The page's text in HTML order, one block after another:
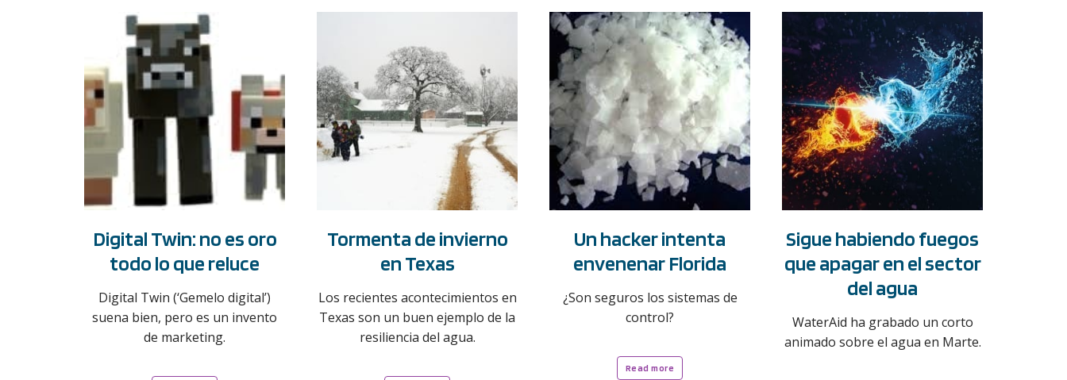
Digital Twin: no es oro
todo lo que reluce
Digital Twin (‘Gemelo digital’)
suena bien, pero es un invento
de marketing.
Tormenta de invierno
en Texas
Los recientes acontecimientos en
Texas son un buen ejemplo de la
resiliencia del agua.
Un hacker intenta
envenenar Florida
¿Son seguros los sistemas de
control?
Read more
Sigue habiendo fuegos
que apagar en el sector
del agua
WaterAid ha grabado un corto
animado sobre el agua en Marte.